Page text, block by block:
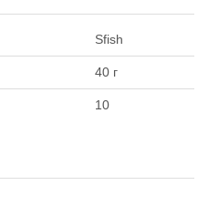
разборная 14 г (10 шт)
124
14 г
Sfish
40 г
10